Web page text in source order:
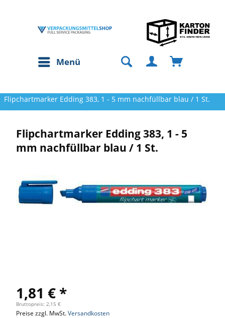
Menü
Flipchartmarker Edding 383, 1 - 5 mm nachfüllbar blau / 1 St.
Flipchartmarker Edding 383, 1 - 5
mm nachfüllbar blau / 1 St.
1,81 € *
Bruttopreis: 2,15 €
Preise zzgl. MwSt.Versandkosten